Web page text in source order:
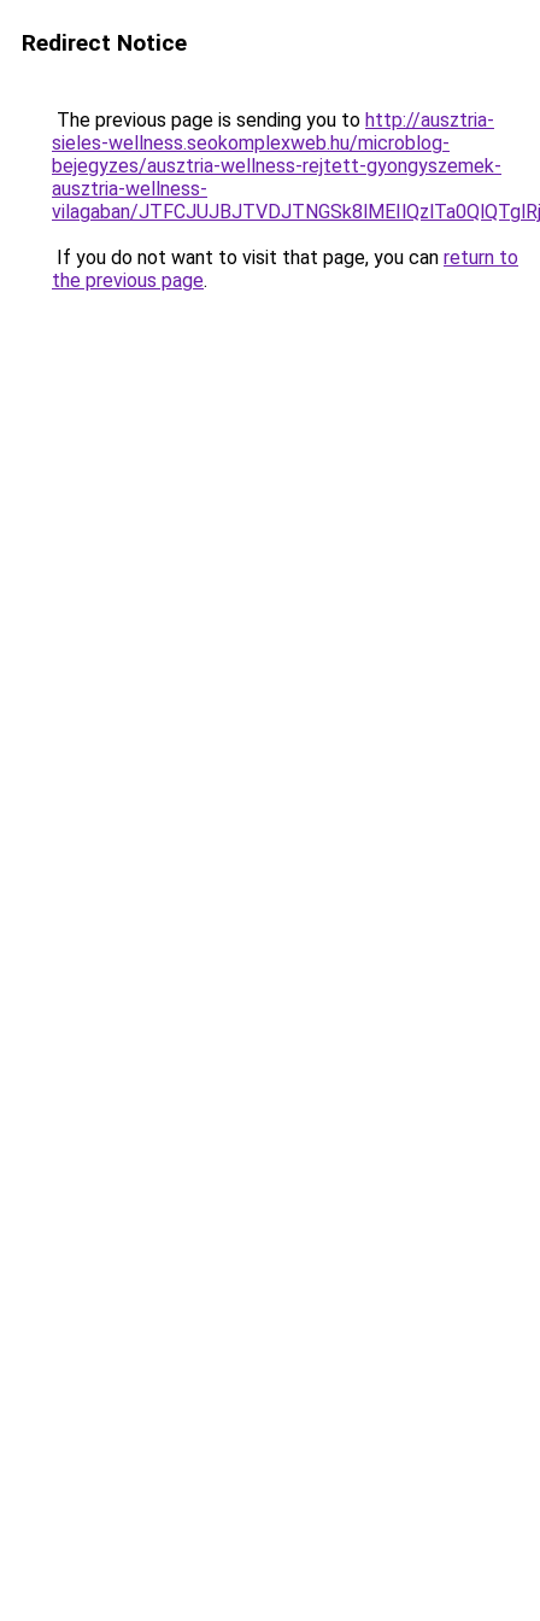
Redirect Notice
The previous page is sending you to http://ausztria-
sieles-wellness.seokomplexweb.hu/microblog-
bejegyzes/ausztria-wellness-rejtett-gyongyszemek-
ausztria-wellness-
vilagaban/
If you do not want to visit that page, you can return to
the previous page.